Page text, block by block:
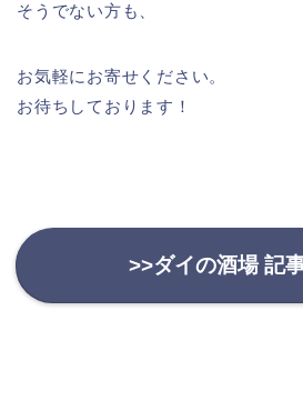
そうでない方も、
お気軽にお寄せください。
お待ちしております！
>>ダイの酒場 記